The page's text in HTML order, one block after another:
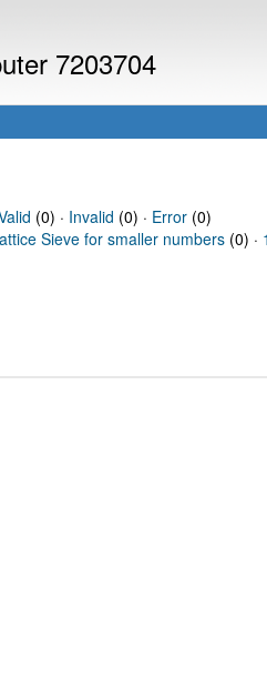
7203704
(0) · Invalid (0) · Error(0)
Sieve for smaller numbers (0) ·